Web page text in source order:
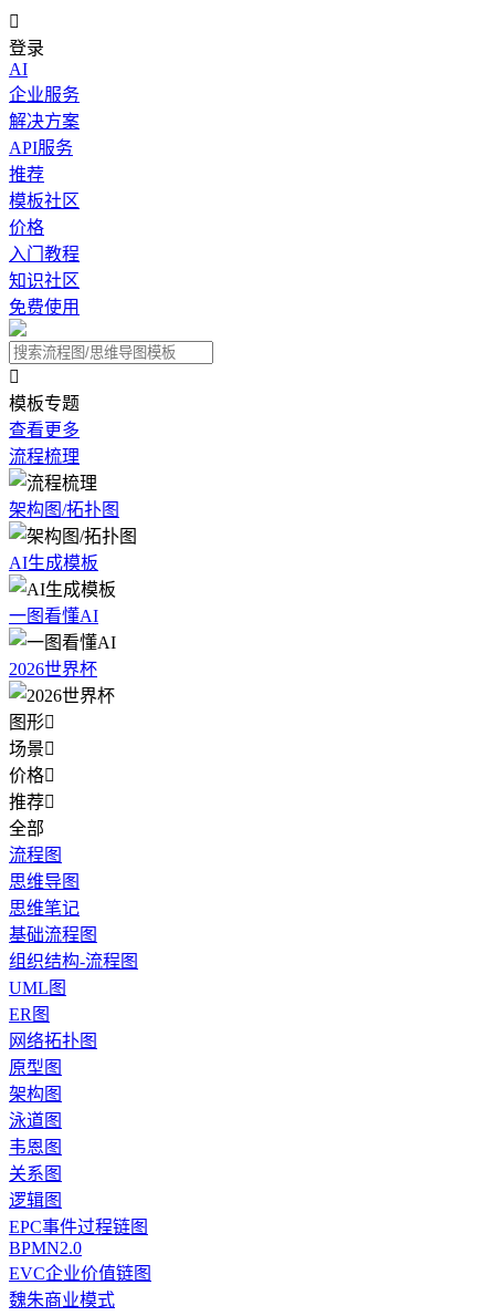

登录
AI
企业服务
解决方案
API服务
推荐
模板社区
价格
入门教程
知识社区
免费使用

模板专题
查看更多
流程梳理
架构图/拓扑图
AI生成模板
一图看懂AI
2026世界杯
图形
场景
价格
推荐
全部
流程图
思维导图
思维笔记
基础流程图
组织结构-流程图
UML图
ER图
网络拓扑图
原型图
架构图
泳道图
韦恩图
关系图
逻辑图
EPC事件过程链图
BPMN2.0
EVC企业价值链图
魏朱商业模式